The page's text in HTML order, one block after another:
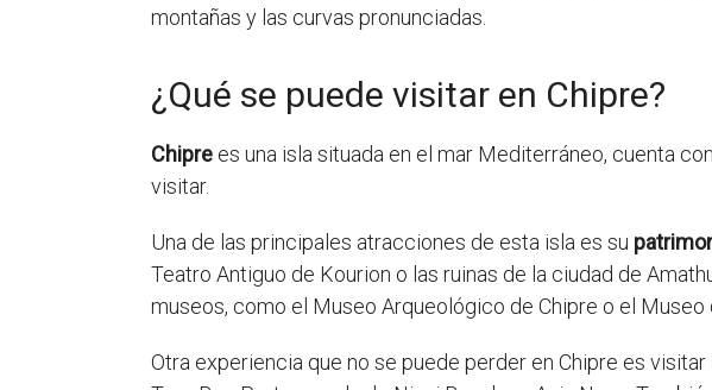
montañas y las curvas pronunciadas.
¿Qué se puede visitar en Chipre?
Chipre es una isla situada en el mar Mediterráneo, cuenta
visitar.
Una de las principales atracciones de esta isla es su
Teatro Antiguo de Kourion o las ruinas de la ciudad de
museos, como el Museo Arqueológico de Chipre o el Museo
Otra experiencia que no se puede perder en Chipre es visitar